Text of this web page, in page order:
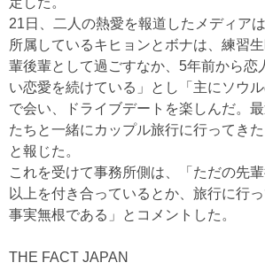
21日、二人の熱愛を報道したメディア
所属しているキヒョンとボナは、練習
輩後輩として過ごすなか、5年前から恋
い恋愛を続けている」とし「主にソウ
で会い、ドライブデートを楽しんだ。
たちと一緒にカップル旅行に行ってきた
と報じた。
これを受けて事務所側は、「ただの先
以上を付き合っているとか、旅行に行
事実無根である」とコメントした。
THE FACT JAPAN